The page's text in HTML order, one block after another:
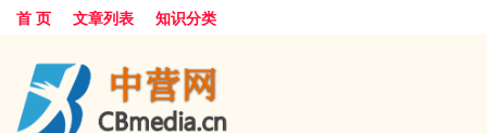
首 页 文章列表 知识分类